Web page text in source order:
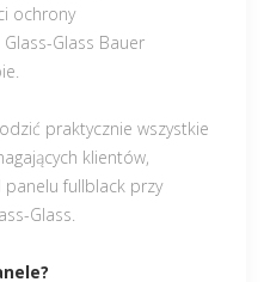
ochrony
Glass Bauer
praktycznie wszystkie
klientów,
panelu fullblack przy
Glass.